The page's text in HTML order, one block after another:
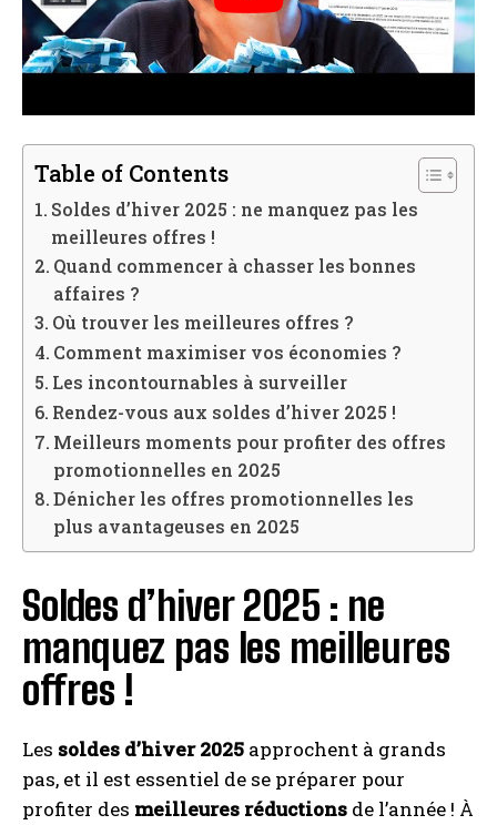
Table of Contents
Soldes d’hiver 2025 : ne manquez pas les
meilleures offres !
Quand commencer à chasser les bonnes
affaires ?
Où trouver les meilleures offres ?
Comment maximiser vos économies ?
Les incontournables à surveiller
Rendez-vous aux soldes d’hiver 2025 !
Meilleurs moments pour profiter des offres
promotionnelles en 2025
Dénicher les offres promotionnelles les
plus avantageuses en 2025
Soldes d’hiver 2025 : ne
manquez pas les meilleures
offres !
Les soldes d’hiver 2025 approchent à grands
pas, et il est essentiel de se préparer pour
profiter des meilleures réductions de l’année ! À